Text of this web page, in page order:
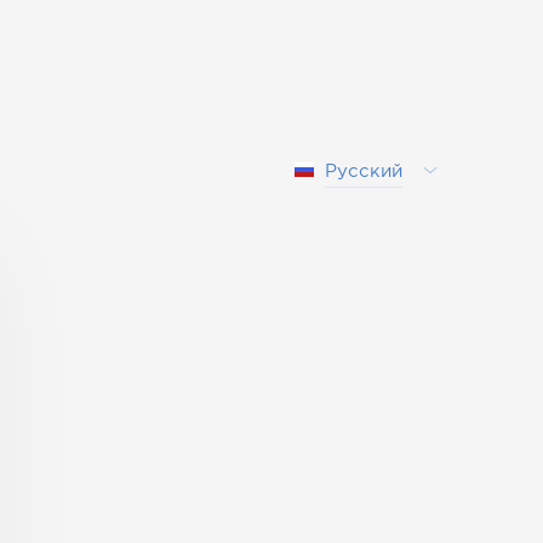
Русский